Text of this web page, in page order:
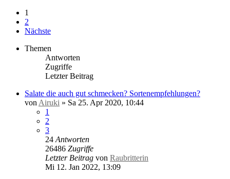
1
2
Nächste
Themen
Antworten
Zugriffe
Letzter Beitrag
Salate die auch gut schmecken? Sortenempfehlungen?
von Airuki » Sa 25. Apr 2020, 10:44
1
2
3
24 Antworten
26486 Zugriffe
Letzter Beitrag von Raubritterin
Mi 12. Jan 2022, 13:09